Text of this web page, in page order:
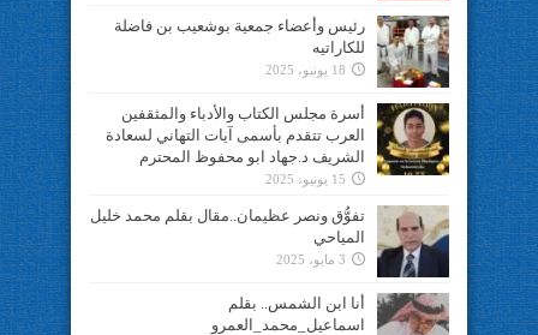
رئيس وأعضاء جمعية بوشعيب بن فاضلة
للكاراتيه
18 يونيو، 2025
أسرة مجلس الكتاب والأدباء والمثقفين
العرب تتقدم بأسمى آيات التهاني لسعادة
الشريف د.جهاد ابو محفوظ المحترم
15 يونيو، 2025
تفوُّق ونصر عظيمان..مقال بقلم محمد خليل
المياحي
3 مايو، 2025
أنا ابن الشمس.. بقلم
اسماعيل_محمد_العمرو